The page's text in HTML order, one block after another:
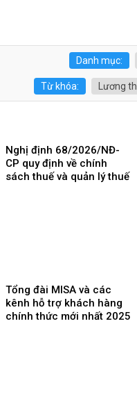
Danh mục:
Từ khóa: Lương
Nghị định 68/2026/NĐ-
CP quy định về chính
sách thuế và quản lý thuế
Tổng đài MISA và các
kênh hỗ trợ khách hàng
chính thức mới nhất 2025